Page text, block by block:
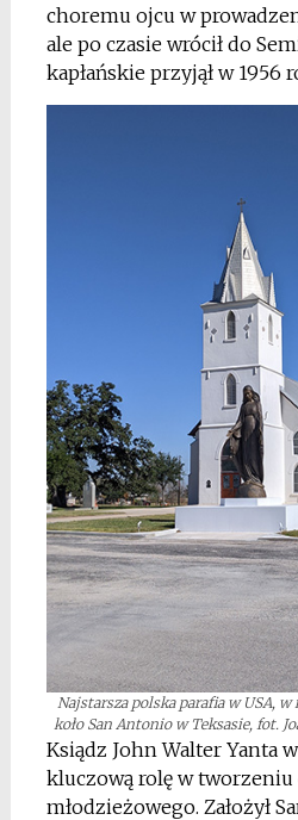
choremu ojcu w
ale po czasie wrócił do
kapłańskie przyjął w 1956
Najstarsza polska parafia w USA,
koło San Antonio w Teksasie, fot.
Ksiądz John Walter Yanta
kluczową rolę w tworzeniu
młodzieżowego. Założył